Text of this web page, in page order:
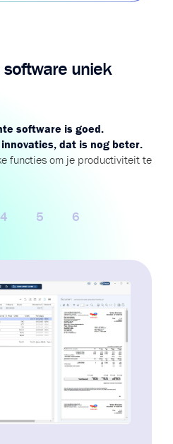
uniek
software is goed.
dat is nog beter.
functies om je productiviteit te
4 5 6